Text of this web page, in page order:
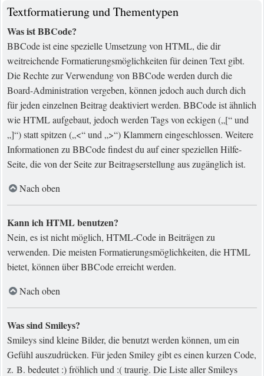
Textformatierung und Thementypen
Was ist BBCode?
BBCode ist eine spezielle Umsetzung von HTML, die dir
weitreichende Formatierungsmöglichkeiten für deinen Text gibt.
Die Rechte zur Verwendung von BBCode werden durch die
Board-Administration vergeben, können jedoch auch durch dich
für jeden einzelnen Beitrag deaktiviert werden. BBCode ist ähnlich
wie HTML aufgebaut, jedoch werden Tags von eckigen („[“ und
„]“) statt spitzen („<“ und „>“) Klammern eingeschlossen. Weitere
Informationen zu BBCode findest du auf einer speziellen Hilfe-
Seite, die von der Seite zur Beitragserstellung aus zugänglich ist.
Nach oben
Kann ich HTML benutzen?
Nein, es ist nicht möglich, HTML-Code in Beiträgen zu
verwenden. Die meisten Formatierungsmöglichkeiten, die HTML
bietet, können über BBCode erreicht werden.
Nach oben
Was sind Smileys?
Smileys sind kleine Bilder, die benutzt werden können, um ein
Gefühl auszudrücken. Für jeden Smiley gibt es einen kurzen Code,
z. B. bedeutet :) fröhlich und :( traurig. Die Liste aller Smileys